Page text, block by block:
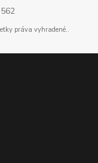
práva vyhradené..